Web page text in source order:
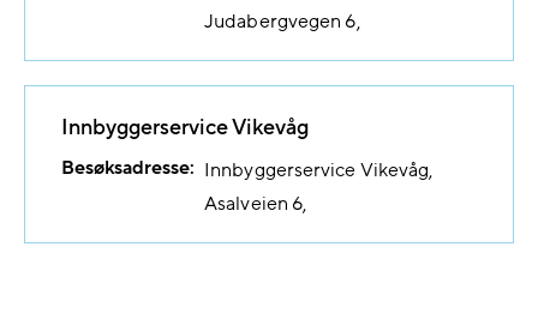
Judabergvegen 6
Innbyggerservice Vikevåg
Besøksadresse: Innbyggerservice Vikevåg
Asalveien 6